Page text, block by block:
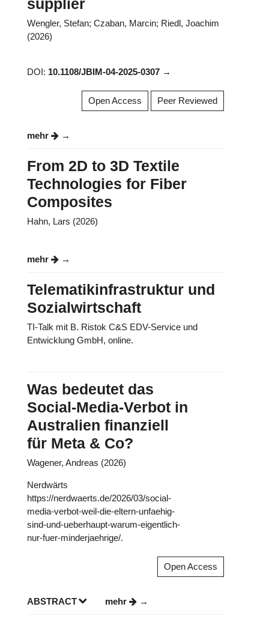
supplier
Wengler, Stefan; Czaban, Marcin; Riedl, Joachim
(2026)
DOI: 10.1108/JBIM-04-2025-0307
Open Access Peer Reviewed
mehr
From 2D to 3D Textile
Technologies for Fiber
Composites
Hahn, Lars (2026)
mehr
Telematikinfrastruktur und
Sozialwirtschaft
TI-Talk mit B. Ristok C&S EDV-Service und
Entwicklung GmbH, online.
Was bedeutet das
Social-Media-Verbot in
Australien finanziell
für Meta & Co?
Wagener, Andreas (2026)
Nerdwärts
https://nerdwaerts.de/2026/03/social-
media-verbot-weil-die-eltern-unfaehig-
sind-und-ueberhaupt-warum-eigentlich-
nur-fuer-minderjaehrige/.
Open Access
ABSTRACT mehr